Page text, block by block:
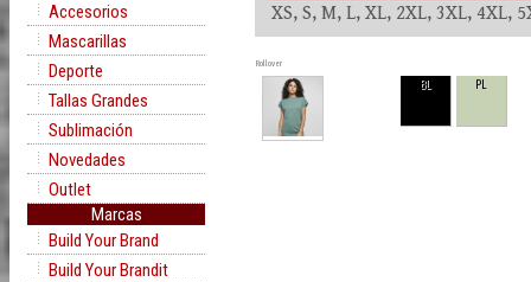
Accesorios
Mascarillas
Deporte
Tallas Grandes
Sublimación
Novedades
Outlet
Marcas
Build Your Brand
Build Your Brandit
XS, S, M, L, XL, 2XL, 3XL, 4XL,
Rollover
BL PL